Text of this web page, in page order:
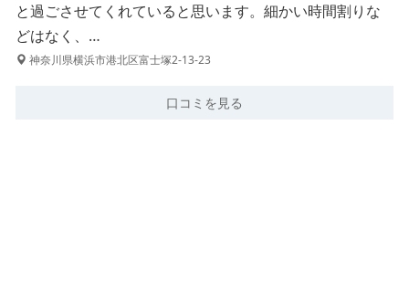
と過ごさせてくれていると思います。細かい時間割りな
どはなく、…
神奈川県横浜市港北区富士塚2-13-23
口コミを見る